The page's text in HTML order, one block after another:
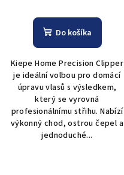
Do košíka
Kiepe Home Precision Clipper
je ideální volbou pro domácí
úpravu vlasů s výsledkem,
který se vyrovná
profesionálnímu střihu. Nabízí
výkonný chod, ostrou čepel a
jednoduché...